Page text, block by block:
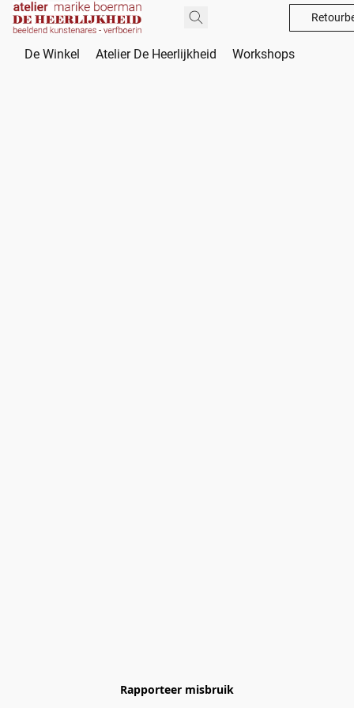
De Winkel Atelier De Heerlijkheid Workshops
Rapporteer misbruik